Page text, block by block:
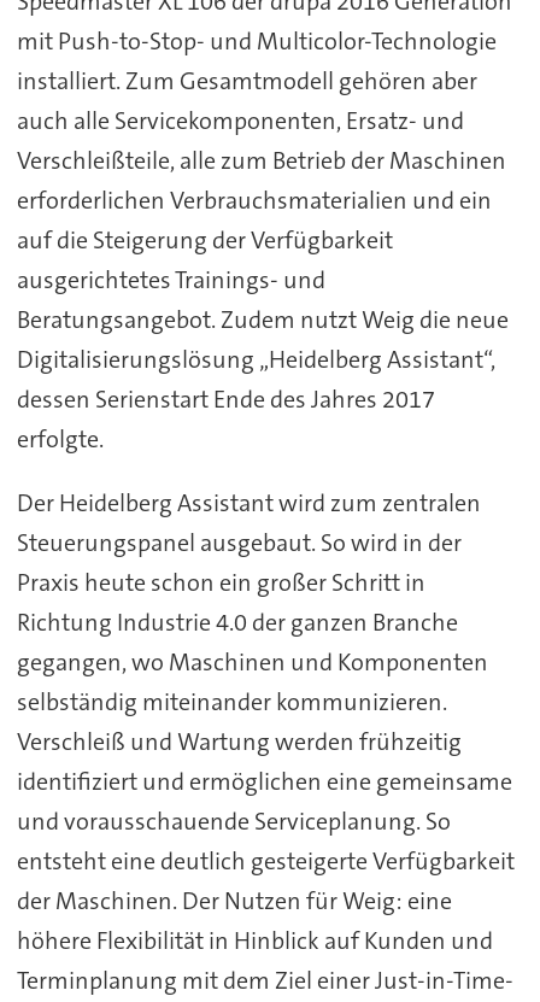
mit Push-to-Stop- und Multicolor-Technologie
installiert. Zum Gesamtmodell gehören aber
auch alle Servicekomponenten, Ersatz- und
Verschleißteile, alle zum Betrieb der Maschinen
erforderlichen Verbrauchsmaterialien und ein
auf die Steigerung der Verfügbarkeit
ausgerichtetes Trainings- und
Beratungsangebot. Zudem nutzt Weig die neue
Digitalisierungslösung „Heidelberg Assistant“,
dessen Serienstart Ende des Jahres 2017
erfolgte.
Der Heidelberg Assistant wird zum zentralen
Steuerungspanel ausgebaut. So wird in der
Praxis heute schon ein großer Schritt in
Richtung Industrie 4.0 der ganzen Branche
gegangen, wo Maschinen und Komponenten
selbständig miteinander kommunizieren.
Verschleiß und Wartung werden frühzeitig
identifiziert und ermöglichen eine gemeinsame
und vorausschauende Serviceplanung. So
entsteht eine deutlich gesteigerte Verfügbarkeit
der Maschinen. Der Nutzen für Weig: eine
höhere Flexibilität in Hinblick auf Kunden und
Terminplanung mit dem Ziel einer Just-in-Time-